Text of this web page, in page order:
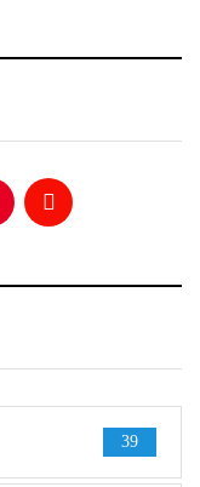
fryzury
– jak
39